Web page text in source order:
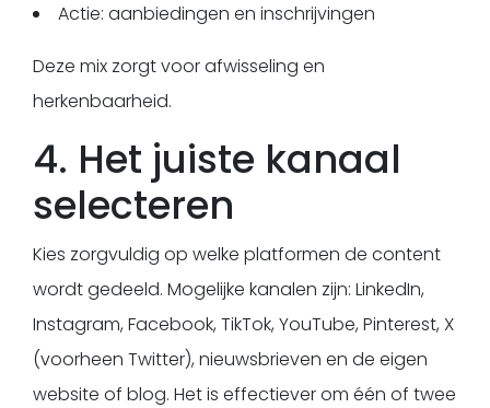
Actie: aanbiedingen en inschrijvingen
Deze mix zorgt voor afwisseling en
herkenbaarheid.
4. Het juiste kanaal
selecteren
Kies zorgvuldig op welke platformen de content
wordt gedeeld. Mogelijke kanalen zijn: LinkedIn,
Instagram, Facebook, TikTok, YouTube, Pinterest, X
(voorheen Twitter), nieuwsbrieven en de eigen
website of blog. Het is effectiever om één of twee